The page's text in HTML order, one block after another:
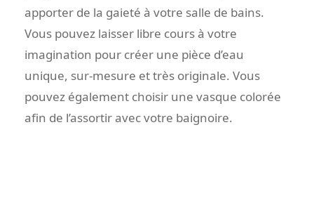
apporter de la gaieté à votre salle de bains.
Vous pouvez laisser libre cours à votre
imagination pour créer une pièce d’eau
unique, sur-mesure et très originale. Vous
pouvez également choisir une vasque colorée
afin de l’assortir avec votre baignoire.